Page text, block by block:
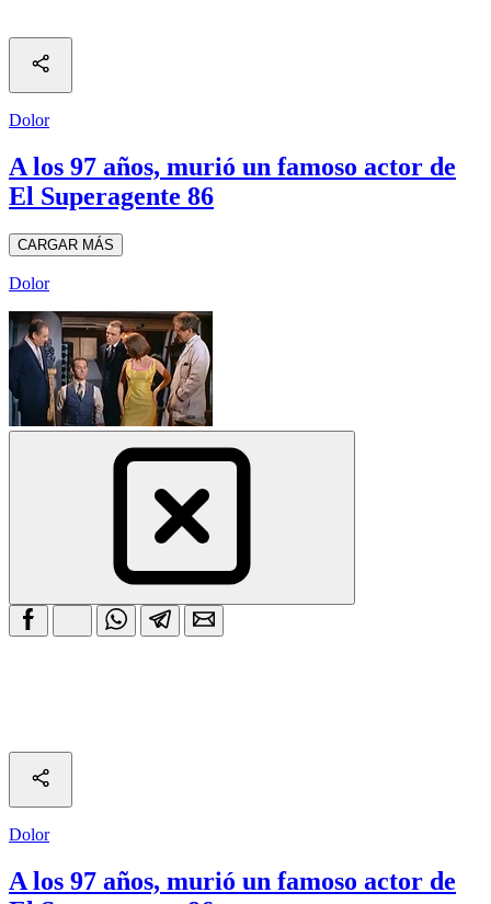
Dolor
A los 97 años, murió un famoso actor de
El Superagente 86
CARGAR MÁS
Dolor
Dolor
A los 97 años, murió un famoso actor de